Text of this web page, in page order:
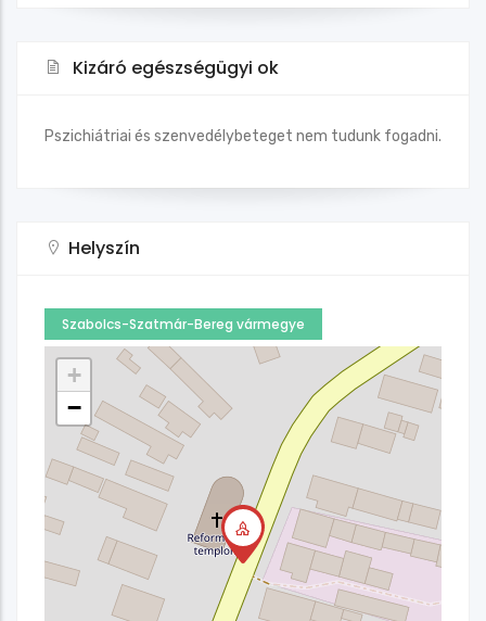
Kizáró egészségügyi ok
Pszichiátriai és szenvedélybeteget nem tudunk fogadni.
Helyszín
Szabolcs-Szatmár-Bereg vármegye
+
−